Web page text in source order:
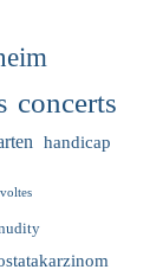
concerts
handicap